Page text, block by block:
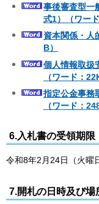
事後審査型一
式1）（ワー
資本関係・人
B）
個人情報取扱
（ワード：
指定公金事務
（ワード：
6.入札書の受領期限
令和8年2月24日（火曜
7.開札の日時及び場